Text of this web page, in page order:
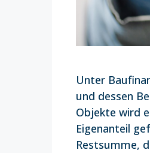
Unter
und dessen
Objekte wird
Eigenanteil
Restsumme,